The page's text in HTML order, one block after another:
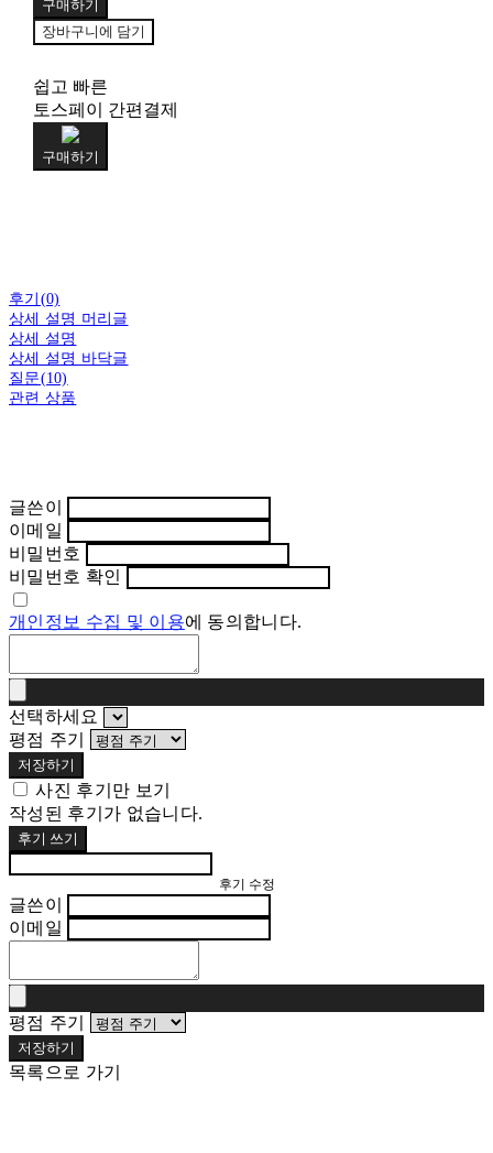
구매하기
장바구니에 담기
쉽고 빠른
토스페이 간편결제
구매하기
후기(0)
상세 설명 머리글
상세 설명
상세 설명 바닥글
질문(10)
관련 상품
글쓴이
이메일
비밀번호
비밀번호 확인
개인정보 수집 및 이용에 동의합니다.
선택하세요
평점 주기
저장하기
사진 후기만 보기
작성된 후기가 없습니다.
후기 쓰기
후기 수정
글쓴이
이메일
평점 주기
저장하기
목록으로 가기